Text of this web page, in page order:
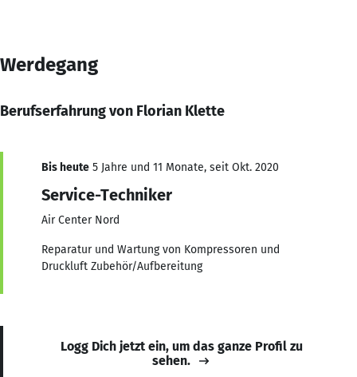
Werdegang
Berufserfahrung von Florian Klette
Bis heute 5 Jahre und 11 Monate, seit Okt. 2020
Service-Techniker
Air Center Nord
Reparatur und Wartung von Kompressoren und
Druckluft Zubehör/Aufbereitung
Logg Dich jetzt ein, um das ganze Profil zu
sehen.